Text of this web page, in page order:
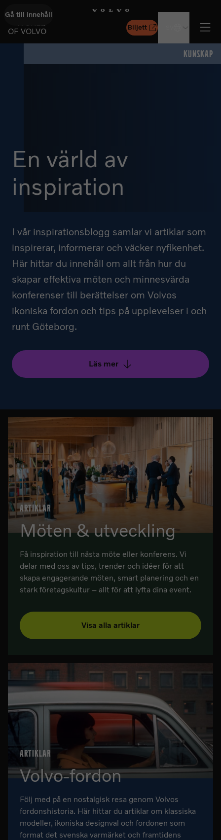
Gå till innehåll
WORLD
OF VOLVO
GÅ TILL STARTSIDAN Biljett
KUNSKAP
En värld av
inspiration
I vår inspirationsblogg samlar vi artiklar som
inspirerar, informerar och väcker nyfikenhet.
Här hittar du innehåll om allt från hur du
skapar effektiva möten och minnesvärda
konferenser till berättelser om Volvos
ikoniska fordon och tips på upplevelser i och
runt Göteborg.
Läs mer
Möten & utveckling
ARTIKLAR
Få inspiration till nästa möte eller konferens. Vi
delar med oss av tips, trender och idéer för att
skapa engagerande möten, smart planering och en
stark företagskultur – allt för att lyfta dina event.
Visa alla artiklar
Volvo-fordon
ARTIKLAR
Följ med på en nostalgisk resa genom Volvos
fordonshistoria. Här hittar du artiklar om klassiska
modeller, ikoniska designval och fordonen som
format det svenska varmärket och framtidens